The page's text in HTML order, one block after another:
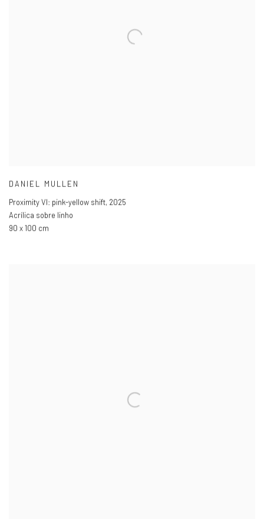
DANIEL MULLEN
Proximity VI: pink-yellow shift, 2025
Acrílica sobre linho
90 x 100 cm